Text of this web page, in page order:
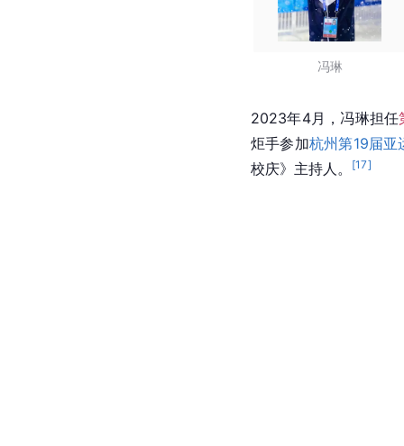
冯琳
2023年4月，冯琳担任
炬手参加杭州第19届亚
校庆》主持人。
[17]